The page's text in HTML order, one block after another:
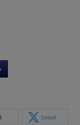
tweet